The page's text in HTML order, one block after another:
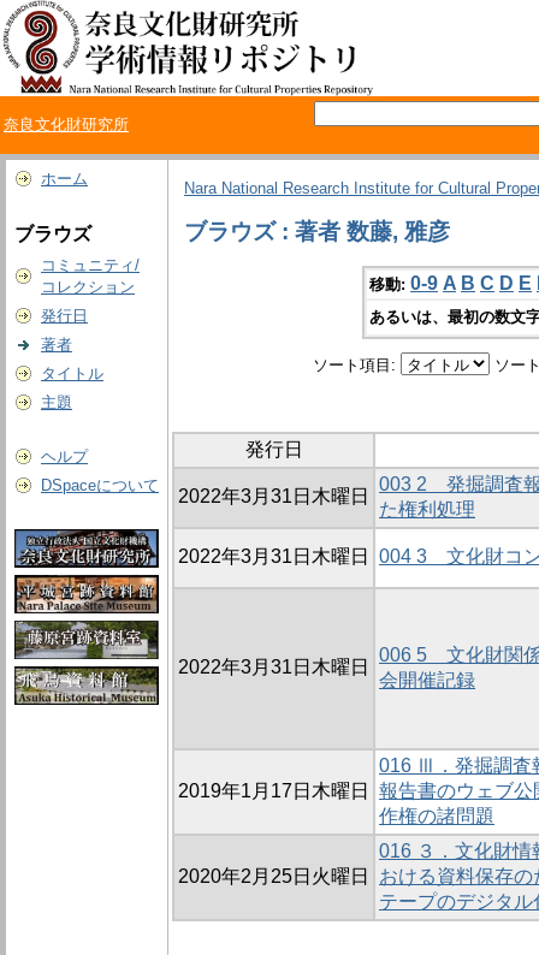
奈良文化財研究所
ホーム
ブラウズ
コミュニティ/
コレクション
発行日
著者
タイトル
主題
ヘルプ
DSpaceについて
Nara National Research Institute for Cultural
ブラウズ : 著者 数藤, 雅彦
移動: 0-9 A B C D E
あるいは、最初の数文
ソート項目: ソー
発行日
2022年3月31日木曜日
003 2 発掘調査
た権利処理
2022年3月31日木曜日 004 3 文化財コ
2022年3月31日木曜日
006 5 文化財関
会開催記録
2019年1月17日木曜日
016 Ⅲ．発掘調査
報告書のウェブ
作権の諸問題
2020年2月25日火曜日
016 ３．文化財情
おける資料保存
テープのデジタル